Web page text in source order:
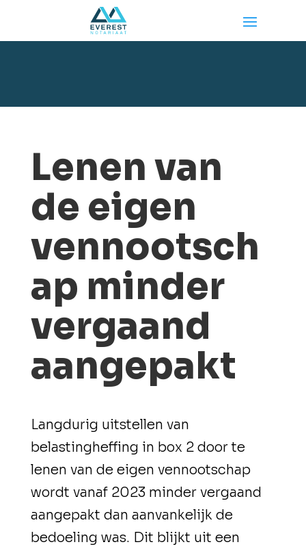
Lenen van
de eigen
vennootsch
ap minder
vergaand
aangepakt
Langdurig uitstellen van
belastingheffing in box 2 door te
lenen van de eigen vennootschap
wordt vanaf 2023 minder vergaand
aangepakt dan aanvankelijk de
bedoeling was. Dit blijkt uit een